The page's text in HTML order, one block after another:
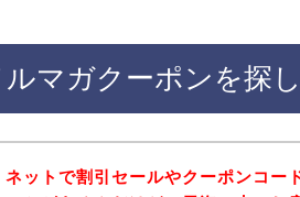
マガクーポンを探
ネットで割引セールやクーポンコー